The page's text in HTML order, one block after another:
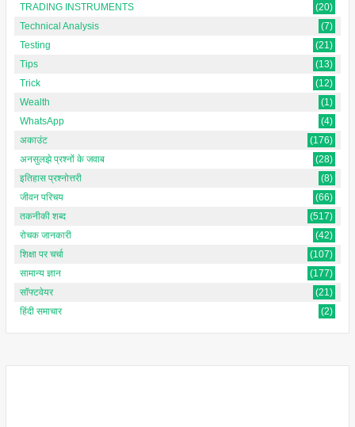
TRADING INSTRUMENTS
(20)
Technical Analysis
(7)
Testing
(21)
Tips
(13)
Trick
(12)
Wealth
(1)
WhatsApp
(4)
अकाउंट
(176)
अनसुलझे प्रश्नों के जवाब
(28)
इतिहास प्रश्नोत्तरी
(8)
जीवन परिचय
(66)
तकनीकी शब्द
(517)
रोचक जानकारी
(42)
शिक्षा पर चर्चा
(107)
सामान्य ज्ञान
(177)
सॉफ्टवेयर
(21)
हिंदी समाचार
(2)